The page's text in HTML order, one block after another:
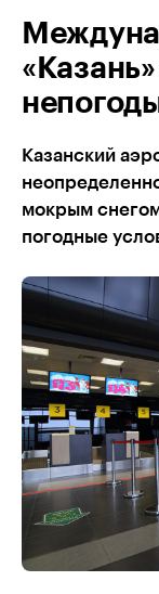
Казанский
мокрым
погодные